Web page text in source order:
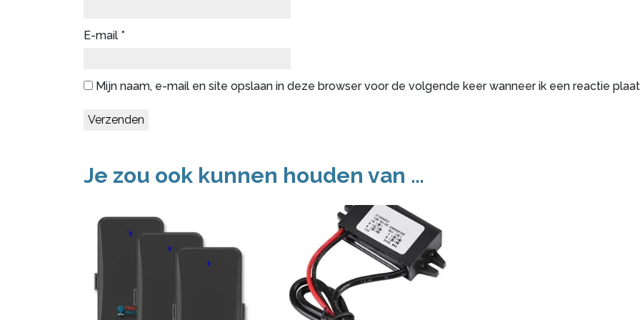
E-mail *
Mijn naam, e-mail en site opslaan in deze browser voor de volgende keer wanneer ik een reactie
Je zou ook kunnen houden van …